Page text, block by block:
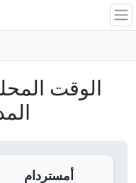
الوقت
أمستردام